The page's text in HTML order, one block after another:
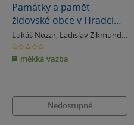
Památky a paměť
židovské obce v Hradci
Králové
Lukáš Nozar, Ladislav Zikmund-
Lender
0.0
z
5
hvězdiček
měkká vazba
Nedostupné